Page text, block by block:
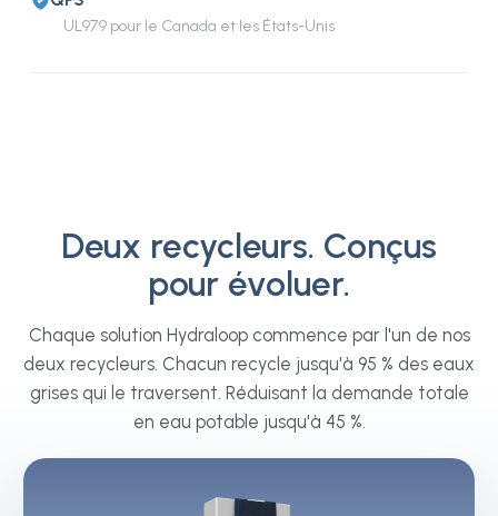
UL979 pour le Canada et les États-Unis
Deux recycleurs. Conçus
pour évoluer.
Chaque solution Hydraloop commence par l'un de nos
deux recycleurs. Chacun recycle jusqu'à 95 % des eaux
grises qui le traversent. Réduisant la demande totale
en eau potable jusqu'à 45 %.